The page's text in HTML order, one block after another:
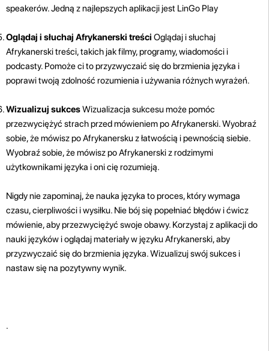
speakerów. Jedną z najlepszych aplikacji jest LinGo Play
Oglądaj i słuchaj Afrykanerski treści Oglądaj i słuchaj
Afrykanerski treści, takich jak filmy, programy, wiadomości i
podcasty. Pomoże ci to przyzwyczaić się do brzmienia języka i
poprawi twoją zdolność rozumienia i używania różnych wyrażeń.
Wizualizuj sukcesWizualizacja sukcesu może pomóc
przezwyciężyć strach przed mówieniem po Afrykanerski. Wyobraź
sobie, że mówisz po Afrykanersku z łatwością i pewnością siebie.
Wyobraź sobie, że mówisz po Afrykanerski z rodzimymi
użytkownikami języka i oni cię rozumieją.
Nigdy nie zapominaj, że nauka języka to proces, który wymaga
czasu, cierpliwości i wysiłku. Nie bój się popełniać błędów i ćwicz
mówienie, aby przezwyciężyć swoje obawy. Korzystaj z aplikacji do
nauki języków i oglądaj materiały w języku Afrykanerski, aby
przyzwyczaić się do brzmienia języka. Wizualizuj swój sukces i
nastaw się na pozytywny wynik.
.